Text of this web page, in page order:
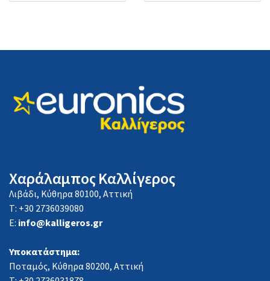
Χαράλαμπος Καλλίγερος
Λιβάδι, Κύθηρα 80100, Αττική
Τ: +30 2736039080
E: info@kalligeros.gr
Υποκατάστημα:
Ποταμός, Κύθηρα 80200, Αττική